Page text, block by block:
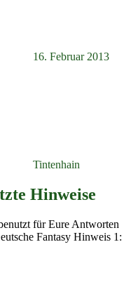
16. Februar 2013
Tintenhain
Hinweise
für Eure Antworten
Fantasy Hinweis 1: